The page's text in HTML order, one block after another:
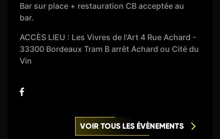
Bar sur place + restauration CB acceptée au
bar.
ACCÈS LIEU : Les Vivres de l'Art 4 Rue Achard -
33300 Bordeaux Tram B arrêt Achard ou Cité du
Vin
VOIR TOUS LES ÉVÈNEMENTS